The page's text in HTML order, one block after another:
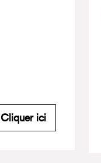
Cliquer iciM'inscrire à